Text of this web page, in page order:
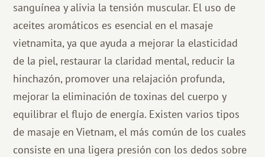
sanguínea y alivia la tensión muscular. El uso de
aceites aromáticos es esencial en el masaje
vietnamita, ya que ayuda a mejorar la elasticidad
de la piel, restaurar la claridad mental, reducir la
hinchazón, promover una relajación profunda,
mejorar la eliminación de toxinas del cuerpo y
equilibrar el flujo de energía. Existen varios tipos
de masaje en Vietnam, el más común de los cuales
consiste en una ligera presión con los dedos sobre